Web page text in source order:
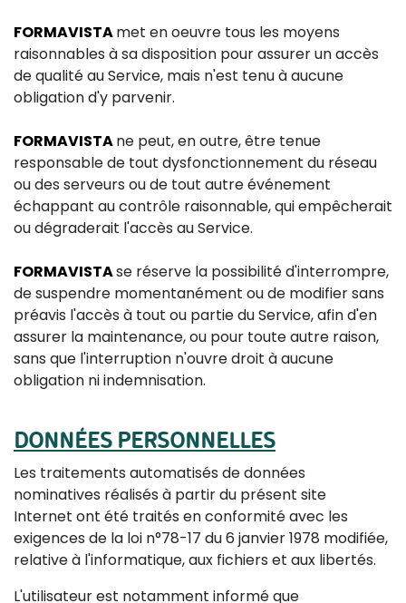
FORMAVISTAmet en oeuvre tous les moyens
raisonnables à sa disposition pour assurer un accès
de qualité au Service, mais n'est tenu à aucune
obligation d'y parvenir.
FORMAVISTAne peut, en outre, être tenue
responsable de tout dysfonctionnement du réseau
ou des serveurs ou de tout autre événement
échappant au contrôle raisonnable, qui empêcherait
ou dégraderait l'accès au Service.
FORMAVISTAse réserve la possibilité d'interrompre,
de suspendre momentanément ou de modifier sans
préavis l'accès à tout ou partie du Service, afin d'en
assurer la maintenance, ou pour toute autre raison,
sans que l'interruption n'ouvre droit à aucune
obligation ni indemnisation.
DONNÉES PERSONNELLES
Les traitements automatisés de données
nominatives réalisés à partir du présent site
Internet ont été traités en conformité avec les
exigences de la loi n°78-17 du 6 janvier 1978 modifiée,
relative à l'informatique, aux fichiers et aux libertés.
L'utilisateur est notamment informé que